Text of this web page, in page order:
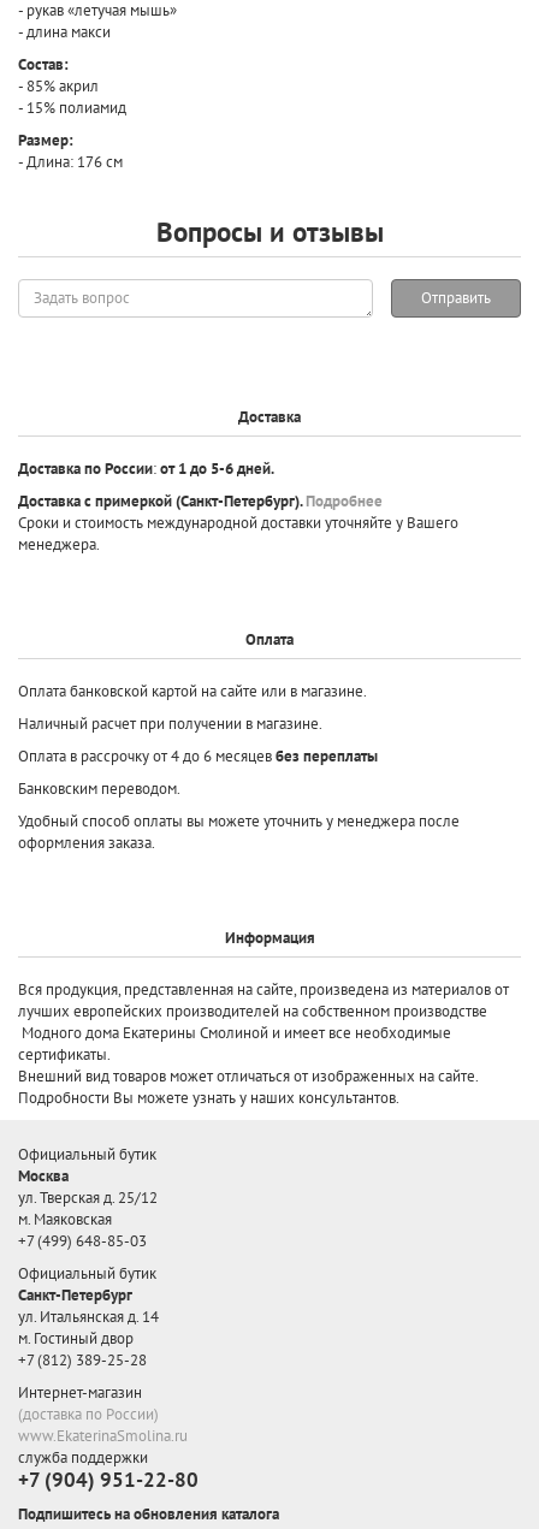
- рукав «летучая мышь»
- длина макси
Состав:
- 85% акрил
- 15% полиамид
Размер:
- Длина: 176 см
Вопросы и отзывы
Задать
вопрос
Отправить
Доставка
Доставка по России:от 1 до 5-6 дней.
Доставка с примеркой(Санкт-Петербург).Подробнее
Сроки и стоимость международной доставки уточняйте у Вашего
менеджера.
Оплата
Оплата банковской картой на сайте или в магазине.
Наличный расчет при получении в магазине.
Оплата в рассрочку от 4 до 6 месяцевбез переплаты
Банковским переводом.
Удобный способ оплаты вы можете уточнить у менеджера после
оформления заказа.
Информация
Вся продукция, представленная на сайте, произведена из материалов от
лучших европейских производителей на собственном производстве
Модного дома Екатерины Смолиной и имеет все необходимые
сертификаты.
Внешний вид товаров может отличаться от изображенных на сайте.
Подробности Вы можете узнать у наших консультантов.
Официальный бутик
Москва
ул. Тверская д. 25/12
м. Маяковская
+7 (499) 648-85-03
Официальный бутик
Санкт-Петербург
ул. Итальянская д. 14
м. Гостиный двор
+7 (812) 389-25-28
Интернет-магазин
(доставка по России)
www.EkaterinaSmolina.ru
служба поддержки
+7 (904) 951-22-80
Подпишитесь на обновления каталога